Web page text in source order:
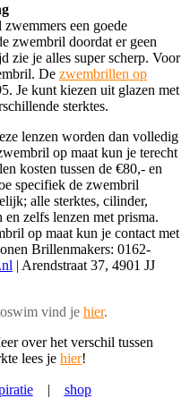
een goede
zwembril doordat er geen
zie je alles super scherp. Voor
De zwembrillen op
Je kunt kiezen uit glazen met
sterktes.
lenzen worden dan volledig
op maat kun je terecht
kosten tussen de €80,- en
specifiek de zwembril
alle sterktes, cilinder,
en zelfs lenzen met prisma.
op maat kun je contact met
Brillenmakers: 0162-
| Arendstraat 37, 4901 JJ
vind je hier.
over het verschil tussen
lees je hier!
| shop